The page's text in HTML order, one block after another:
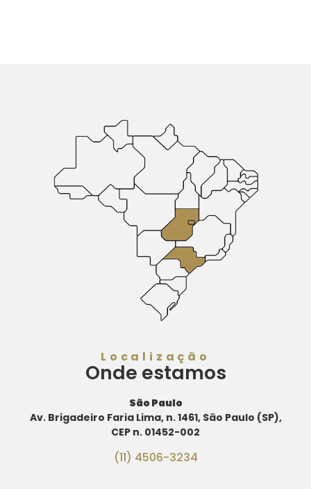
Localização
Onde estamos
São Paulo
Av. Brigadeiro Faria Lima, n. 1461, São Paulo (SP),
CEP n. 01452-002
(11) 4506-3234